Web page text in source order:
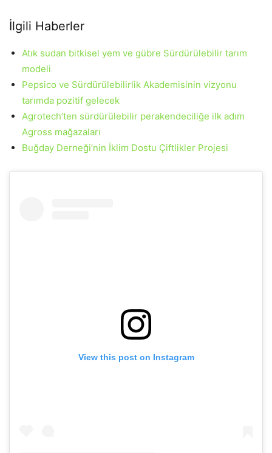
İlgili Haberler
Atık sudan bitkisel yem ve gübre Sürdürülebilir tarım
modeli
Pepsico ve Sürdürülebilirlik Akademisinin vizyonu
tarımda pozitif gelecek
Agrotech’ten sürdürülebilir perakendeciliğe ilk adım
Agross mağazaları
Buğday Derneği’nin İklim Dostu Çiftlikler Projesi
View this post on Instagram